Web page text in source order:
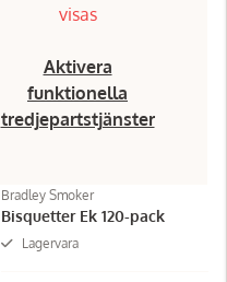
visas
Aktivera
funktionella
tredjepartstjänster
Bradley Smoker
Bisquetter Ek 120-pack
Lagervara